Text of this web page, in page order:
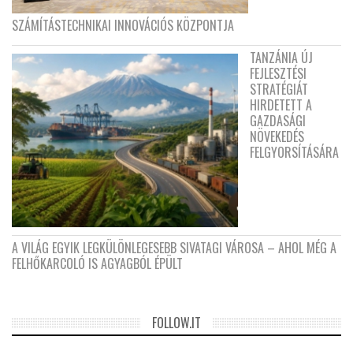
SZÁMÍTÁSTECHNIKAI INNOVÁCIÓS KÖZPONTJA
TANZÁNIA ÚJ
FEJLESZTÉSI
STRATÉGIÁT
HIRDETETT A
GAZDASÁGI
NÖVEKEDÉS
FELGYORSÍTÁSÁRA
A VILÁG EGYIK LEGKÜLÖNLEGESEBB SIVATAGI VÁROSA – AHOL MÉG A
FELHŐKARCOLÓ IS AGYAGBÓL ÉPÜLT
FOLLOW.IT